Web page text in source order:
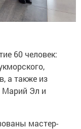
60 человек:
а также из
Марий Эл и
мастер-